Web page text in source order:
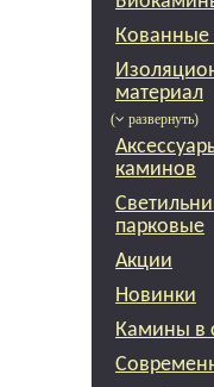
Кованные
материал
( развернуть)
каминов
парковые
Акции
Новинки
Камины в